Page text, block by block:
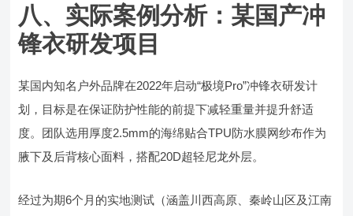
八、实际案例分析：某国产冲
锋衣研发项目
某国内知名户外品牌在2022年启动“极境Pro”冲锋衣研发计
划，目标是在保证防护性能的前提下减轻重量并提升舒适
度。团队选用厚度2.5mm的海绵贴合TPU防水膜网纱布作为
腋下及后背核心面料，搭配20D超轻尼龙外层。
经过为期6个月的实地测试（涵盖川西高原、秦岭山区及江南